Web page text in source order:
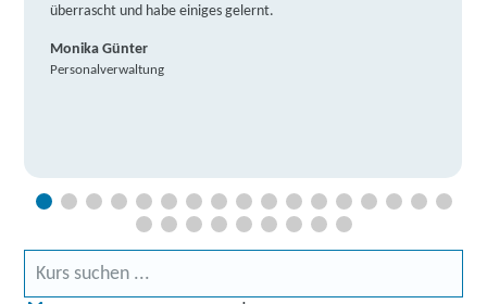
überrascht und habe einiges gelernt.
Monika Günter
Personalverwaltung